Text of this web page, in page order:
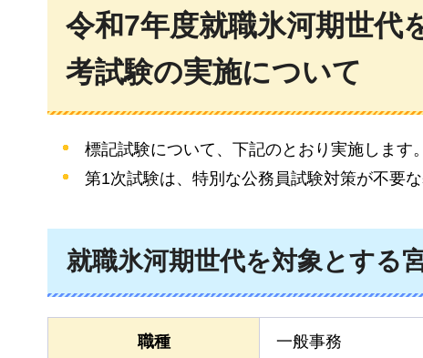
令和7年度就職氷河期世代
考試験の実施について
標記試験について、下記のとおり実施します。
第1次試験は、特別な公務員試験対策が不要
就職氷河期世代を対象とする
職種 一般事務